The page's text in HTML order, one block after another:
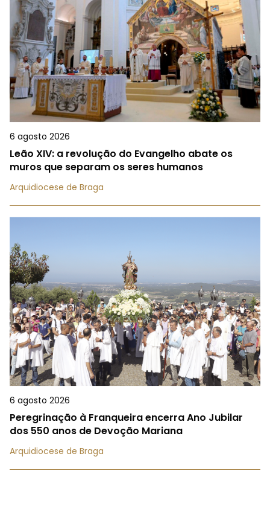
6 agosto 2026
Leão XIV: a revolução do Evangelho abate os
muros que separam os seres humanos
Arquidiocese de Braga
6 agosto 2026
Peregrinação à Franqueira encerra Ano Jubilar
dos 550 anos de Devoção Mariana
Arquidiocese de Braga